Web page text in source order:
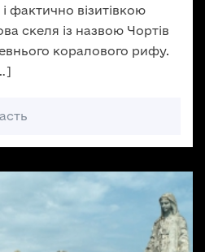
фактично візитівкою
скеля із назвою Чортів
коралового рифу.